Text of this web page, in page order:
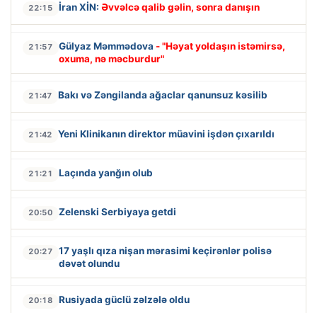
22:15 İran XİN: Əvvəlcə qalib gəlin, sonra danışın
21:57 Gülyaz Məmmədova - "Həyat yoldaşın istəmirsə,
oxuma, nə məcburdur"
21:47 Bakı və Zəngilanda ağaclar qanunsuz kəsilib
21:42 Yeni Klinikanın direktor müavini işdən çıxarıldı
21:21 Laçında yanğın olub
20:50 Zelenski Serbiyaya getdi
20:27
17 yaşlı qıza nişan mərasimi keçirənlər polisə
dəvət olundu
20:18 Rusiyada güclü zəlzələ oldu